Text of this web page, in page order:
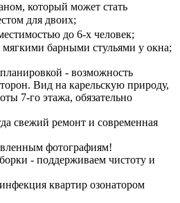
который может стать
для двоих;
до 6-х человек;
барными стульями у окна;
- возможность
Вид на карельскую природу,
7-го этажа, обязательно
свежий ремонт и современная
фотографиям!
- поддерживаем чистоту и
квартир озонатором